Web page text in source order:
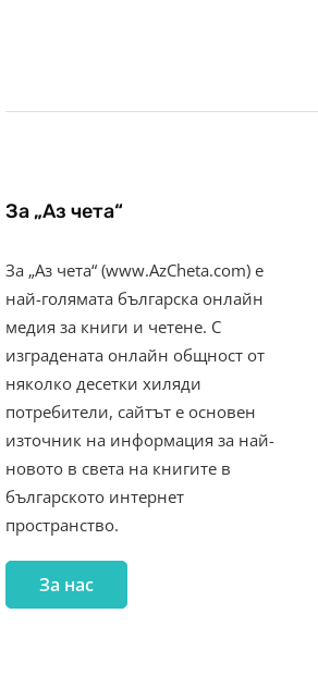
За „Аз чета“
За „Аз чета“ (www.AzCheta.com) е
най-голямата българска онлайн
медия за книги и четене. С
изградената онлайн общност от
няколко десетки хиляди
потребители, сайтът е основен
източник на информация за най-
новото в света на книгите в
българското интернет
пространство.
За нас